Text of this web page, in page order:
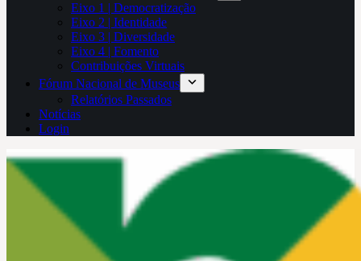
Eixo 1 | Democratização
Eixo 2 | Identidade
Eixo 3 | Diversidade
Eixo 4 | Fomento
Contribuições Virtuais
Fórum Nacional de Museus
Relatórios Passados
Notícias
Login